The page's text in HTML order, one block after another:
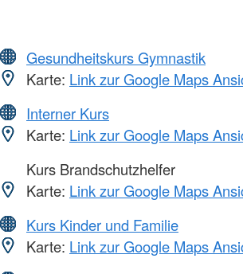
Gesundheitskurs Gymnastik
Karte: Link zur Google Maps
Interner Kurs
Karte: Link zur Google Maps
Kurs Brandschutzhelfer
Karte: Link zur Google Maps
Kurs Kinder und Familie
Karte: Link zur Google Maps